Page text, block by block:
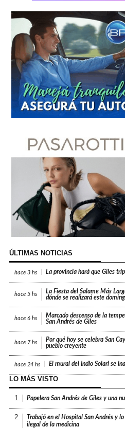
ÚLTIMAS NOTICIAS
hace 3 hs La provincia hará que Giles
hace 5 hs
La Fiesta del Salame Más
dónde se realizará este
hace 6 hs
Marcado descenso de la
San Andrés de Giles
hace 7 hs
Por qué hoy se celebra San
pueblo creyente
hace 24 hs El mural del Indio Solari se
LO MÁS VISTO
1. Papelera San Andrés de Giles y una
2.
Trabajó en el Hospital San Andrés y
ilegal de la medicina